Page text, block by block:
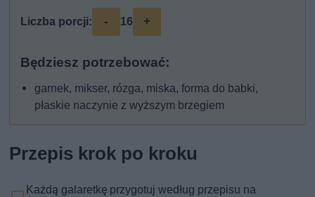
Liczba porcji: - 16 +
Będziesz potrzebować:
garnek, mikser, rózga, miska, forma do babki,
płaskie naczynie z wyższym brzegiem
Przepis krok po kroku
Każdą galaretkę przygotuj według przepisu na